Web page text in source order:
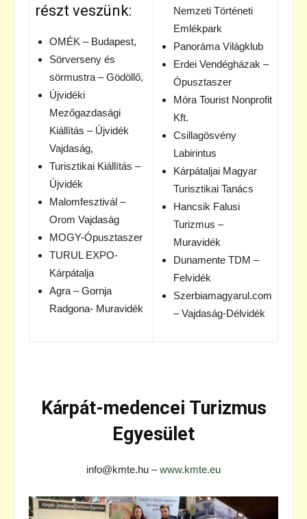
részt veszünk:
OMÉK – Budapest,
Sörverseny és
sörmustra – Gödöllő,
Újvidéki
Mezőgazdasági
Kiállítás – Újvidék
Vajdaság,
Turisztikai Kiállítás –
Újvidék
Malomfesztivál –
Orom Vajdaság
MOGY-Ópusztaszer
TURUL EXPO-
Kárpátalja
Agra – Gornja
Radgona- Muravidék
Nemzeti Történeti
Emlékpark
Panoráma Világklub
Erdei Vendégházak –
Ópusztaszer
Móra Tourist Nonprofit
Kft.
Csillagösvény
Labirintus
Kárpátaljai Magyar
Turisztikai Tanács
Hancsik Falusi
Turizmus –
Muravidék
Dunamente TDM –
Felvidék
Szerbiamagyarul.com
– Vajdaság-Délvidék
Kárpát-medencei Turizmus
Egyesület
info@kmte.hu –www.kmte.eu